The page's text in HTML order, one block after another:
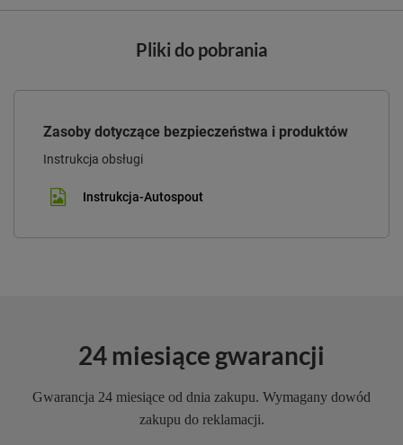
Pliki do pobrania
Zasoby dotyczące bezpieczeństwa i produktów
Instrukcja obsługi
Instrukcja-Autospout
24 miesiące gwarancji
Gwarancja 24 miesiące od dnia zakupu. Wymagany dowód
zakupu do reklamacji.